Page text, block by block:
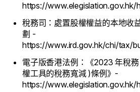
https://www.elegislation.gov.hk/
稅務司：處置股權權益的本地收
劃 -
https://www.ird.gov.hk/chi/tax/
電子版香港法例：《2023 年稅
權工具的稅務寬減 )條例》-
https://